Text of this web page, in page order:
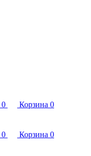
0 Корзина 0
0 Корзина 0